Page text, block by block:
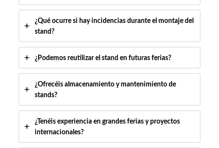
¿Qué ocurre si hay incidencias durante el montaje del
stand?
¿Podemos reutilizar el stand en futuras ferias?
¿Ofrecéis almacenamiento y mantenimiento de
stands?
¿Tenéis experiencia en grandes ferias y proyectos
internacionales?